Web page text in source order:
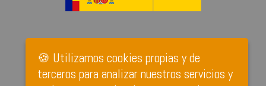
🍪 Utilizamos cookies propias y de
terceros para analizar nuestros servicios y